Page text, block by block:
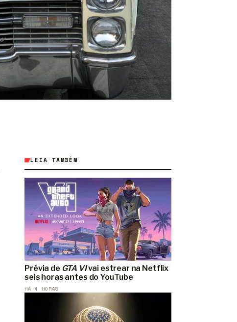
LEIA TAMBÉM
Prévia de GTA VIvai estrear na Netflix
seis horas antes do YouTube
HÁ 4 HORAS